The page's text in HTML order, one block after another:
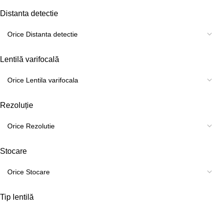
Distanta detectie
Lentilă varifocală
Rezoluție
Stocare
Tip lentilă